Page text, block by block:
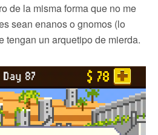
de la misma forma que no me
sean enanos o gnomos (lo
tengan un arquetipo de mierda.